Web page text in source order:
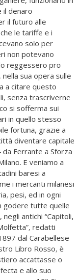
il denaro
il futuro alle
le tariffe e i
solo per
non potevano
reggessero pro
sua opera sulle
a citare questo
senza trascriverne
si sofferma sui
in quello stesso
fortuna, grazie a
diventare capitale
Ferrante a Sforza
E veniamo a
baresi a
i mercanti milanesi
pesi, ed in ogni
godere tutte quelle
antichi “Capitoli,
redatti
dal Carabellese
Libro Rosso, è
accattasse o
e allo suo